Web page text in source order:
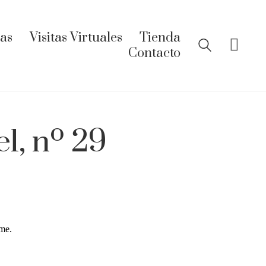
Visitas Virtuales
Tienda
Contacto
nº 29